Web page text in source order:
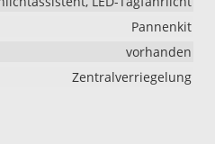
Pannenkit
vorhanden
Zentralverriegelung